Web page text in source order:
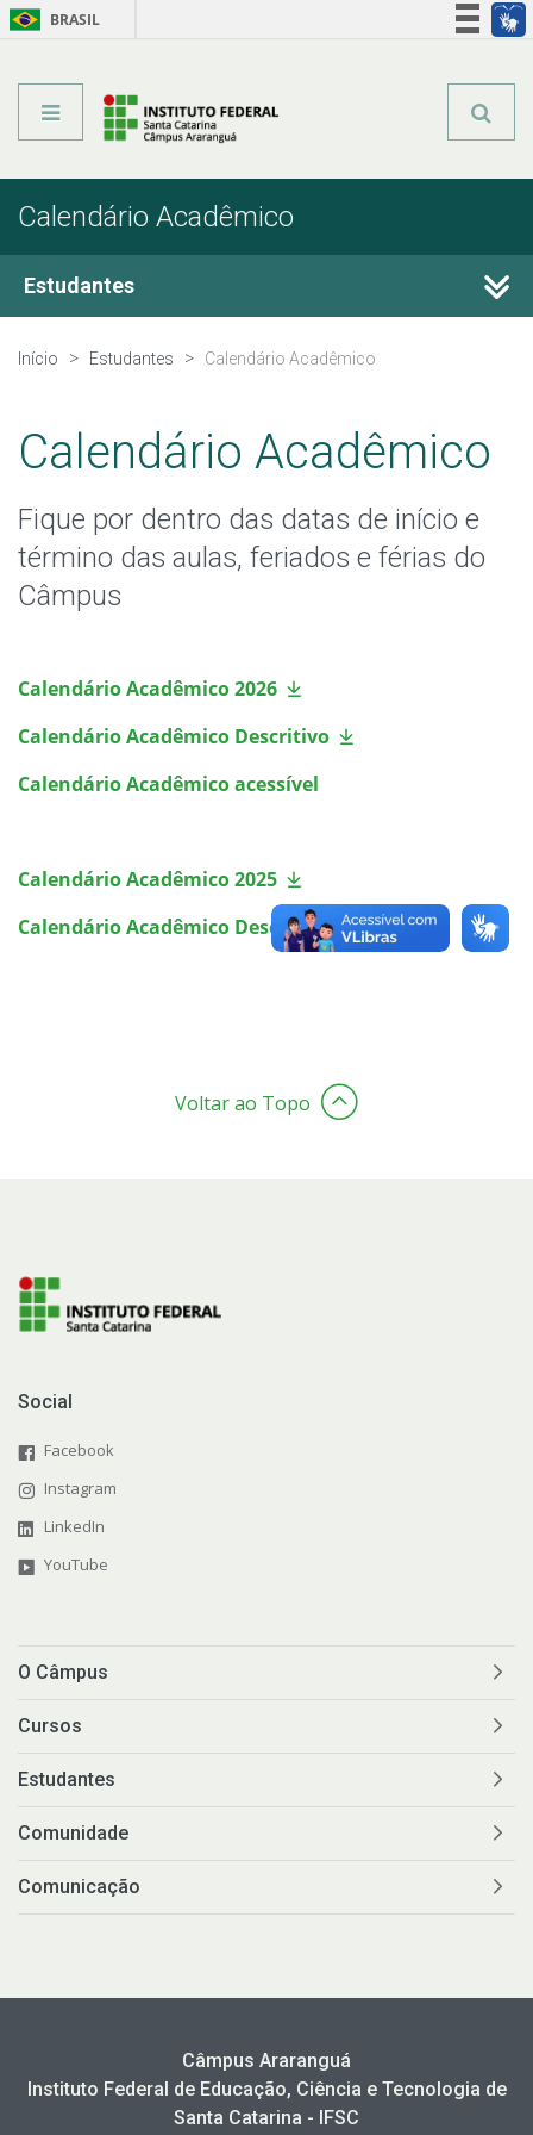
BRASIL
Calendário Acadêmico
Estudantes
Estágio
Registro Acadêmico
Horário de Aula
Horário dos Professores
Oportunidades
Assistência Estudantil
Bibliotecas
Início Estudantes Calendário Acadêmico
Calendário Acadêmico
Fique por dentro das datas de início e
término das aulas, feriados e férias do
Câmpus
Calendário Acadêmico 2026
Calendário Acadêmico Descritivo
Calendário Acadêmico acessível
Calendário Acadêmico 2025
Calendário Acadêmico Descritivo
Voltar ao Topo
Social
Facebook
Instagram
LinkedIn
YouTube
O Câmpus
Cursos
Estudantes
Comunidade
Comunicação
Câmpus Araranguá
Instituto Federal de Educação, Ciência e Tecnologia de
Santa Catarina - IFSC